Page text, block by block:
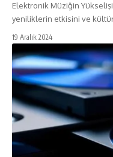
Elektronik Müziğin
yeniliklerin etkisini ve
19 Aralık 2024